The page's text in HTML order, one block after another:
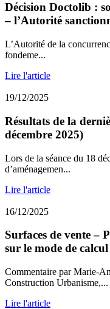
Décision Doctolib :
– l’Autorité
L’Autorité de la
fondeme...
Lire l'article
19/12/2025
Résultats de la
décembre 2025)
Lors de la séance du 18
d’aménagemen...
Lire l'article
16/12/2025
Surfaces de vente –
sur le mode de
Commentaire par Marie-
Construction Urbanisme,...
Lire l'article